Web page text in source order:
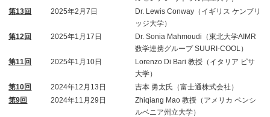
第13回
2025年2月7日
Dr. Lewis Conway（イギリス ケンブリ
ッジ大学）
第12回
2025年1月17日
Dr. Sonia Mahmoudi（東北大学AIMR
数学連携グループ SUURI-COOL）
第11回
2025年1月10日
Lorenzo Di Bari 教授（イタリア ピサ
大学）
第10回
2024年12月13日
吉本 勇太氏（富士通株式会社）
第9回
2024年11月29日
Zhiqiang Mao 教授（アメリカ ペンシ
ルベニア州立大学）